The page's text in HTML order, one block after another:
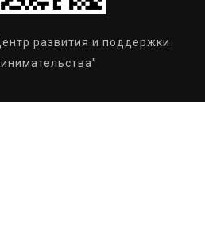
развития и поддержки